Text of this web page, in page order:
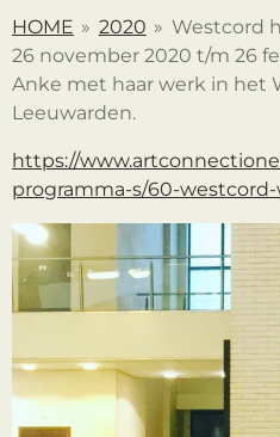
HOME » 2020 » Westcord
26 november 2020 t/m 26
Anke met haar werk in het
Leeuwarden.
https://
programma-s/60-